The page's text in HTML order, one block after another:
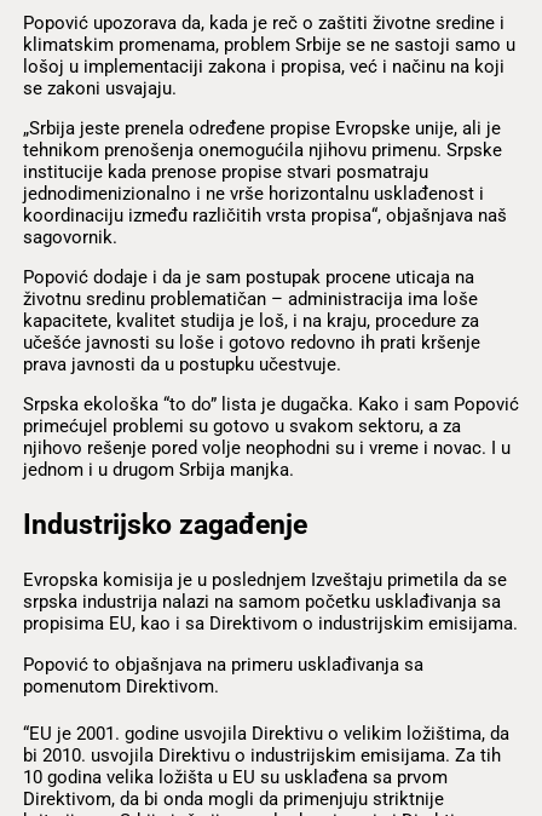
Popović upozorava da, kada je reč o zaštiti životne sredine i
klimatskim promenama, problem Srbije se ne sastoji samo u
lošoj u implementaciji zakona i propisa, već i načinu na koji
se zakoni usvajaju.
„Srbija jeste prenela određene propise Evropske unije, ali je
tehnikom prenošenja onemogućila njihovu primenu. Srpske
institucije kada prenose propise stvari posmatraju
jednodimenizionalno i ne vrše horizontalnu usklađenost i
koordinaciju između različitih vrsta propisa“, objašnjava naš
sagovornik.
Popović dodaje i da je sam postupak procene uticaja na
životnu sredinu problematičan – administracija ima loše
kapacitete, kvalitet studija je loš, i na kraju, procedure za
učešće javnosti su loše i gotovo redovno ih prati kršenje
prava javnosti da u postupku učestvuje.
Srpska ekološka “to do” lista je dugačka. Kako i sam Popović
primećujel problemi su gotovo u svakom sektoru, a za
njihovo rešenje pored volje neophodni su i vreme i novac. I u
jednom i u drugom Srbija manjka.
Industrijsko zagađenje
Evropska komisija je u poslednjem Izveštaju primetila da se
srpska industrija nalazi na samom početku usklađivanja sa
propisima EU, kao i sa Direktivom o industrijskim emisijama.
Popović to objašnjava na primeru usklađivanja sa
pomenutom Direktivom.
“EU je 2001. godine usvojila Direktivu o velikim ložištima, da
bi 2010. usvojila Direktivu o industrijskim emisijama. Za tih
10 godina velika ložišta u EU su usklađena sa prvom
Direktivom, da bi onda mogli da primenjuju striktnije